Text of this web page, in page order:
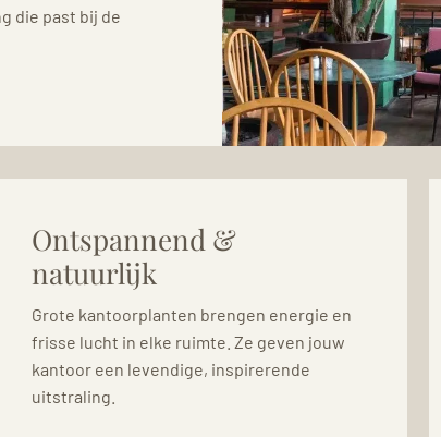
die past bij de
Ontspannend &
natuurlijk
Grote kantoorplanten brengen energie en
frisse lucht in elke ruimte. Ze geven jouw
kantoor een levendige, inspirerende
uitstraling.